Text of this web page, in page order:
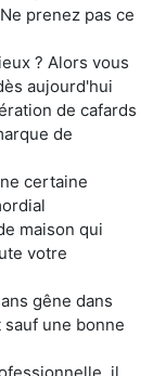
prenez pas ce
? Alors vous
aujourd'hui
de cafards
de
certaine
maison qui
votre
gêne dans
une bonne